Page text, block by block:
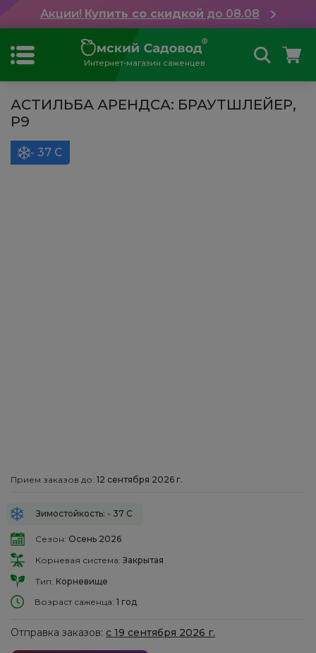
Акции! Купить со скидкой до 08.08
Интернет-магазин саженцев
АСТИЛЬБА АРЕНДСА: БРАУТШЛЕЙЕР,
Р9
- 37 С
Прием заказов до: 12 сентября 2026 г.
Зимостойкость: - 37 С
Сезон: Осень 2026
Корневая система: Закрытая
Тип: Корневище
Возраст саженца: 1 год
Отправка заказов: с 19 сентября 2026 г.